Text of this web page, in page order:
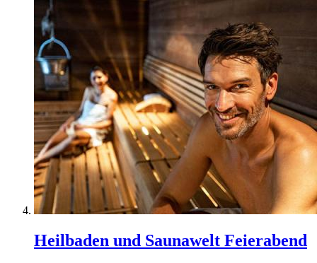
Heilbaden und Saunawelt Feierabend